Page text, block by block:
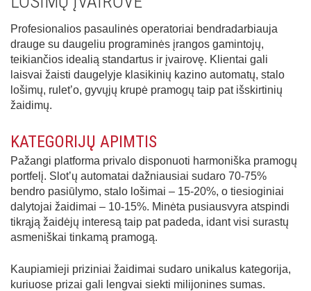
Profesionalios pasaulinės operatoriai bendradarbiauja
drauge su daugeliu programinės įrangos gamintojų,
teikiančios idealią standartus ir įvairovę. Klientai gali
laisvai žaisti daugelyje klasikinių kazino automatų, stalo
lošimų, rulet’o, gyvųjų krupė pramogų taip pat išskirtinių
žaidimų.
KATEGORIJŲ APIMTIS
Pažangi platforma privalo disponuoti harmoniška pramogų
portfelį. Slot’ų automatai dažniausiai sudaro 70-75%
bendro pasiūlymo, stalo lošimai – 15-20%, o tiesioginiai
dalytojai žaidimai – 10-15%. Minėta pusiausvyra atspindi
tikrąją žaidėjų interesą taip pat padeda, idant visi surastų
asmeniškai tinkamą pramogą.
Kaupiamieji priziniai žaidimai sudaro unikalus kategorija,
kuriuose prizai gali lengvai siekti milijonines sumas.